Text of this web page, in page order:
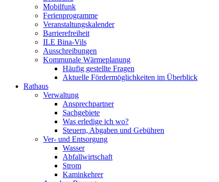
Mobilfunk
Ferienprogramme
Veranstaltungskalender
Barrierefreiheit
ILE Bina-Vils
Ausschreibungen
Kommunale Wärmeplanung
Häufig gestellte Fragen
Aktuelle Fördermöglichkeiten im Überblick
Rathaus
Verwaltung
Ansprechpartner
Sachgebiete
Was erledige ich wo?
Steuern, Abgaben und Gebühren
Ver- und Entsorgung
Wasser
Abfallwirtschaft
Strom
Kaminkehrer